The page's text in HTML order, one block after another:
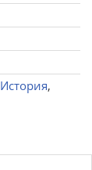
История,